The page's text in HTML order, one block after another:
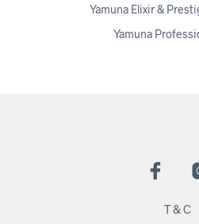
Yamuna Elixir &
Yamuna
T & C